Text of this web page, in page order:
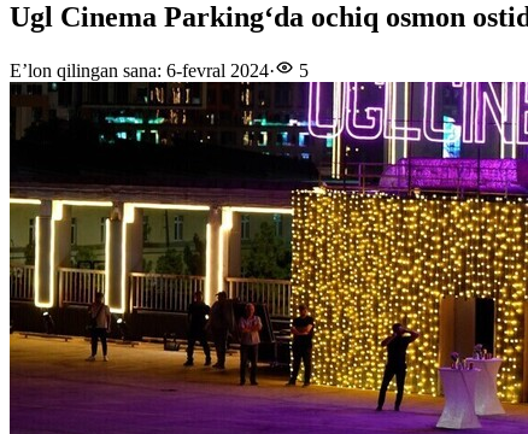
Ugl Cinema Parkingʻda ochiq osmon
E’lon qilingan sana: 6-fevral 2024· 5